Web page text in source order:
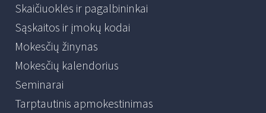
Skaičiuoklės ir pagalbininkai
Sąskaitos ir įmokų kodai
Mokesčių žinynas
Mokesčių kalendorius
Seminarai
Tarptautinis apmokestinimas